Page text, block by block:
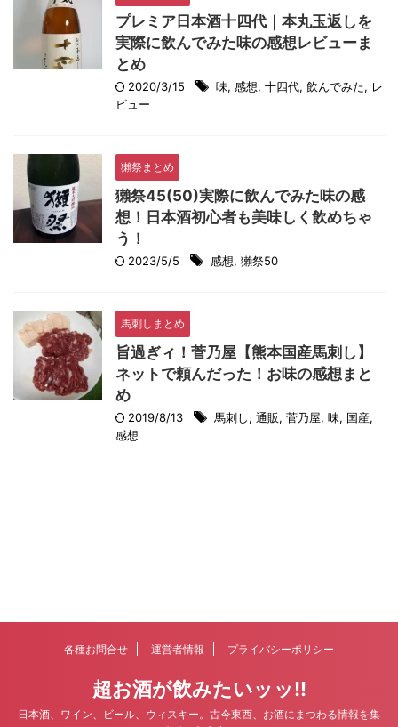
プレミア日本酒十四代｜本丸玉返しを
実際に飲んでみた味の感想レビューま
とめ
2020/3/15 味, 感想, 十四代, 飲んでみた, レ
ビュー
獺祭まとめ
獺祭45(50)実際に飲んでみた味の感
想！日本酒初心者も美味しく飲めちゃ
う！
2023/5/5 感想, 獺祭50
馬刺しまとめ
旨過ぎィ！菅乃屋【熊本国産馬刺し】
ネットで頼んだった！お味の感想まと
め
2019/8/13 馬刺し, 通販, 菅乃屋, 味, 国産,
感想
各種お問合せ 運営者情報 プライバシーポリシー
超お酒が飲みたいッッ!!
日本酒、ワイン、ビール、ウィスキー。古今東西、お酒にまつわる情報を集